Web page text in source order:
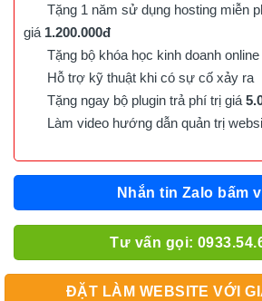
Tặng 1 năm sử dụng hosting miễn
giá 1.200.000đ
Tặng bộ khóa học kinh doanh online
Hỗ trợ kỹ thuật khi có sự cố xảy ra
Tặng ngay bộ plugin trả phí trị giá
Làm video hướng dẫn quản trị
Nhắn tin Zalo bấm
Tư vấn gọi:
ĐẶT LÀM WEBSITE VỚI